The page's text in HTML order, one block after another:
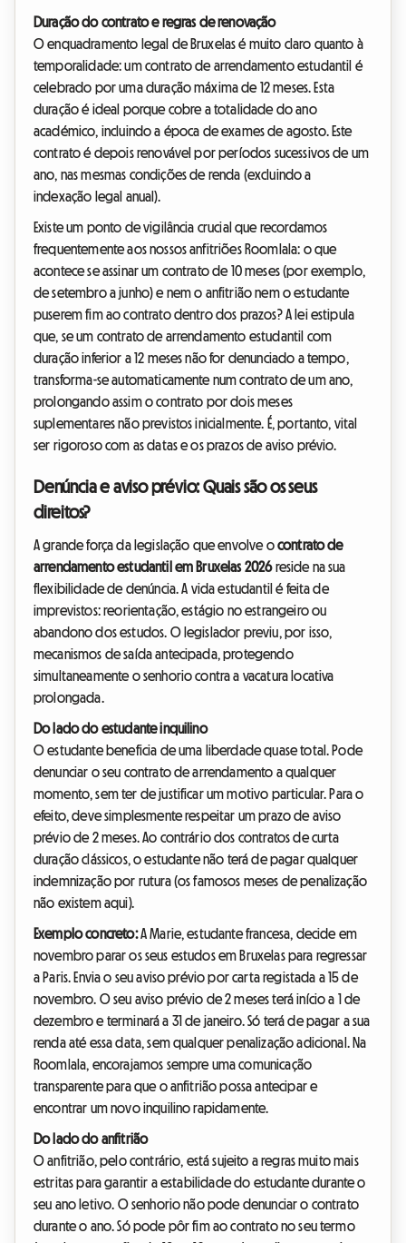
Duração do contrato e regras de renovação
O enquadramento legal de Bruxelas é muito claro quanto à
temporalidade: um contrato de arrendamento estudantil é
celebrado por uma duração máxima de 12 meses. Esta
duração é ideal porque cobre a totalidade do ano
académico, incluindo a época de exames de agosto. Este
contrato é depois renovável por períodos sucessivos de um
ano, nas mesmas condições de renda (excluindo a
indexação legal anual).
Existe um ponto de vigilância crucial que recordamos
frequentemente aos nossos anfitriões Roomlala: o que
acontece se assinar um contrato de 10 meses (por exemplo,
de setembro a junho) e nem o anfitrião nem o estudante
puserem fim ao contrato dentro dos prazos? A lei estipula
que, se um contrato de arrendamento estudantil com
duração inferior a 12 meses não for denunciado a tempo,
transforma-se automaticamente num contrato de um ano,
prolongando assim o contrato por dois meses
suplementares não previstos inicialmente. É, portanto, vital
ser rigoroso com as datas e os prazos de aviso prévio.
Denúncia e aviso prévio: Quais são os seus
direitos?
A grande força da legislação que envolve ocontrato de
arrendamento estudantil em Bruxelas 2026reside na sua
flexibilidade de denúncia. A vida estudantil é feita de
imprevistos: reorientação, estágio no estrangeiro ou
abandono dos estudos. O legislador previu, por isso,
mecanismos de saída antecipada, protegendo
simultaneamente o senhorio contra a vacatura locativa
prolongada.
Do lado do estudante inquilino
O estudante beneficia de uma liberdade quase total. Pode
denunciar o seu contrato de arrendamento a qualquer
momento, sem ter de justificar um motivo particular. Para o
efeito, deve simplesmente respeitar um prazo de aviso
prévio de 2 meses. Ao contrário dos contratos de curta
duração clássicos, o estudante não terá de pagar qualquer
indemnização por rutura (os famosos meses de penalização
não existem aqui).
Exemplo concreto:A Marie, estudante francesa, decide em
novembro parar os seus estudos em Bruxelas para regressar
a Paris. Envia o seu aviso prévio por carta registada a 15 de
novembro. O seu aviso prévio de 2 meses terá início a 1 de
dezembro e terminará a 31 de janeiro. Só terá de pagar a sua
renda até essa data, sem qualquer penalização adicional. Na
Roomlala, encorajamos sempre uma comunicação
transparente para que o anfitrião possa antecipar e
encontrar um novo inquilino rapidamente.
Do lado do anfitrião
O anfitrião, pelo contrário, está sujeito a regras muito mais
estritas para garantir a estabilidade do estudante durante o
seu ano letivo. O senhorio não pode denunciar o contrato
durante o ano. Só pode pôr fim ao contrato no seu termo